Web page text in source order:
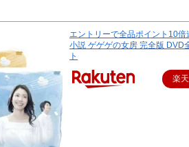
エントリーで全品ポイント10倍
小説 ゲゲゲの女房 完全版 DVD
ト
楽